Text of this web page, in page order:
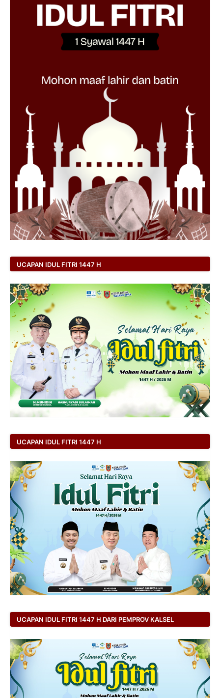
UCAPAN IDUL FITRI 1447 H
UCAPAN IDUL FITRI 1447 H
UCAPAN IDUL FITRI 1447 H DARI PEMPROV KALSEL